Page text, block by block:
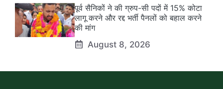
पूर्व सैनिकों ने की ग्रुप-सी पदों में 15% कोटा
लागू करने और रद्द भर्ती पैनलों को बहाल करने
की मांग
August 8, 2026